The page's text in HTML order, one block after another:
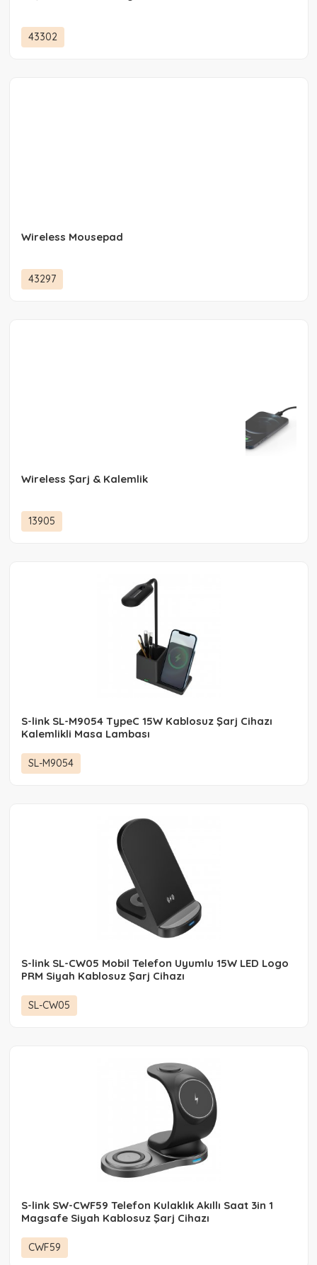
43302
Wireless Mousepad
43297
Wireless Şarj & Kalemlik
13905
S-link SL-M9054 TypeC 15W Kablosuz Şarj Cihazı
Kalemlikli Masa Lambası
SL-M9054
S-link SL-CW05 Mobil Telefon Uyumlu 15W LED Logo
PRM Siyah Kablosuz Şarj Cihazı
SL-CW05
S-link SW-CWF59 Telefon Kulaklık Akıllı Saat 3in 1
Magsafe Siyah Kablosuz Şarj Cihazı
CWF59